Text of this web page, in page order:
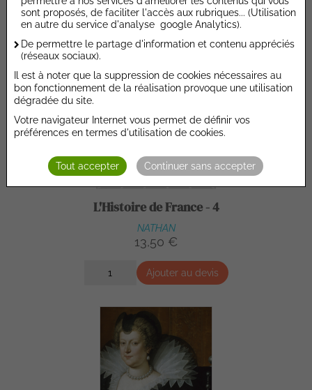
L'Histoire de France - 4
NATHAN
13,50 €
Ajouter au devis
sont proposés, de faciliter l'accès aux rubriques... (Utilisation
en autre du service d'analyse google Analytics).
De permettre le partage d'information et contenu appréciés
(réseaux sociaux).
Il est à noter que la suppression de cookies nécessaires au
bon fonctionnement de la réalisation provoque une utilisation
dégradée du site.
Votre navigateur Internet vous permet de définir vos
préférences en termes d'utilisation de cookies.
Tout accepter Continuer sans accepter